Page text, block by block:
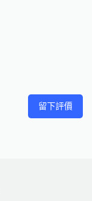
留下評價